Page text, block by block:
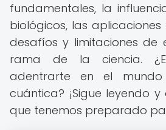
fundamentales, la
biológicos, las
desafíos y limitaciones de
rama de la ciencia.
adentrarte en el
cuántica? ¡Sigue leyendo
que tenemos preparado